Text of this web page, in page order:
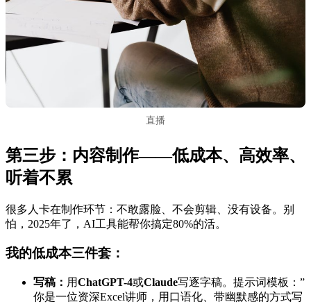
直播
第三步：内容制作——低成本、高效率、
听着不累
很多人卡在制作环节：不敢露脸、不会剪辑、没有设备。别
怕，2025年了，AI工具能帮你搞定80%的活。
我的低成本三件套：
写稿： 用ChatGPT-4或Claude写逐字稿。提示词模板：”
你是一位资深Excel讲师，用口语化、带幽默感的方式写